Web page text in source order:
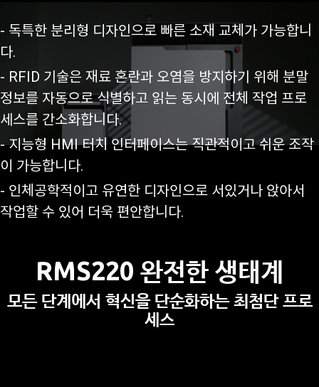
- 독특한 분리형 디자인으로 빠른 소재 교체가 가능합니
다.
- RFID 기술은 재료 혼란과 오염을 방지하기 위해 분말
정보를 자동으로 식별하고 읽는 동시에 전체 작업 프로
세스를 간소화합니다.
- 지능형 HMI 터치 인터페이스는 직관적이고 쉬운 조작
이 가능합니다.
- 인체공학적이고 유연한 디자인으로 서있거나 앉아서
작업할 수 있어 더욱 편안합니다.
RMS220 완전한 생태계
모든 단계에서 혁신을 단순화하는 최첨단 프로
세스